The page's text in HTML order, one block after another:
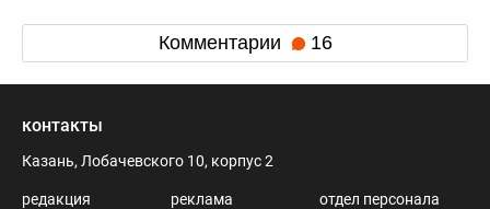
Комментарии 16
контакты
Казань, Лобачевского 10, корпус 2
редакция
реклама
отдел персонала